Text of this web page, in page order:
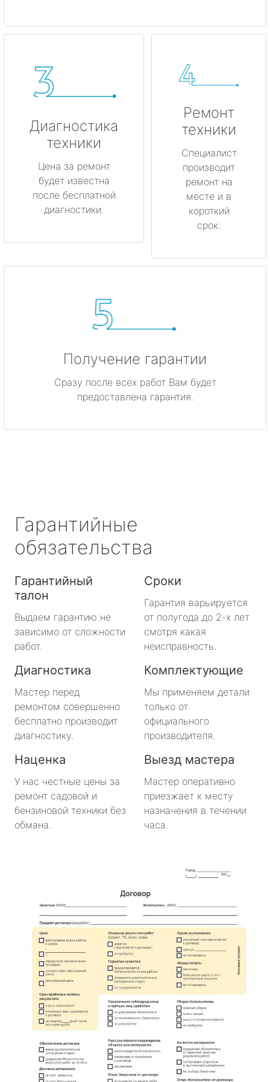
Диагностика
техники
Цена за ремонт
будет известна
после бесплатной
диагностики.
Ремонт
техники
Специалист
производит
ремонт на
месте и в
короткий
срок.
Получение гарантии
Сразу после всех работ Вам будет
предоставлена гарантия.
Гарантийные
обязательства
Гарантийный
талон
Выдаем гарантию не
зависимо от сложности
работ.
Сроки
Гарантия варьируется
от полугода до 2-х лет
смотря какая
неисправность.
Диагностика
Мастер перед
ремонтом совершенно
бесплатно производит
диагностику.
Комплектующие
Мы применяем детали
только от
официального
производителя.
Наценка
У нас честные цены за
ремонт садовой и
бензиновой техники без
обмана.
Выезд мастера
Мастер оперативно
приезжает к месту
назначения в течении
часа.